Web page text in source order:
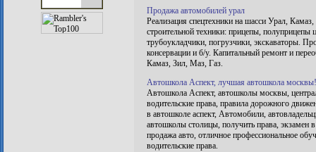
Продажа автомобилей урал
Реализация спецтехники на шасси Урал,
строительной техники: прицепы, полуприцепы
трубоукладчики, погрузчики, экскаваторы.
консервации и б/у. Капитальный ремонт и
Камаз, Зил, Маз, Газ.
Автошкола Аспект, лучшая автошкола москвы!
Автошкола Аспект, автошколы москвы,
водительские права, правила дорожного
в автошколе аспект, Автомобили,
автошколы столицы, получить права,
продажа авто, отличное профессиональное
водительские права.